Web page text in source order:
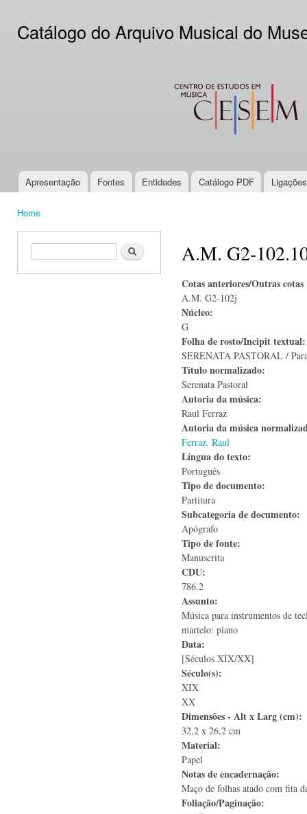
Catálogo do Arquivo Musical do
CESEM
Main menu
Apresentação Fontes Entidades Catálogo PDF
Home
Search form Search A.M. G2-
Cotas anteriores/Outras
A.M. G2-102j
Núcleo:
G
Folha de rosto/Incipit
SERENATA PASTORAL /
Título normalizado:
Serenata Pastoral
Autoria da música:
Raul Ferraz
Autoria da música
Ferraz, Raul
Língua do texto:
Português
Tipo de documento:
Partitura
Subcategoria de documento:
Apógrafo
Tipo de fonte:
Manuscrita
CDU:
786.2
Assunto:
Música para instrumentos de
martelo: piano
Data:
[Séculos XIX/XX]
Século(s):
XIX
XX
Dimensões - Alt x Larg (cm):
32,2 x 26,2 cm
Material:
Papel
Notas de encadernação:
Maço de folhas atado com fita
Foliação/Paginação: